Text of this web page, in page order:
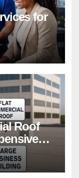
for
Roof